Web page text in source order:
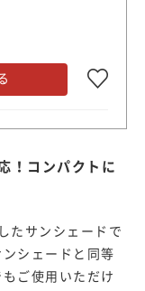
！コンパクトに
たサンシェードで
シェードと同等
ご使用いただけ